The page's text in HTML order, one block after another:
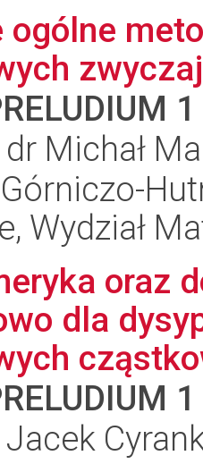
ogólne
1
Michał
Wydział
oraz
dla
1